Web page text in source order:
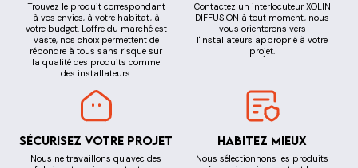
Trouvez le produit correspondant
à vos envies, à votre habitat, à
votre budget. L'offre du marché est
vaste, nos choix permettent de
répondre à tous sans risque sur
la qualité des produits comme
des installateurs.
Contactez un interlocuteur XOLIN
DIFFUSION à tout moment, nous
vous orienterons vers
l'installateurs approprié à votre
projet.
Sécurisez votre projet
Nous ne travaillons qu'avec des
Habitez mieux
Nous sélectionnons les produits